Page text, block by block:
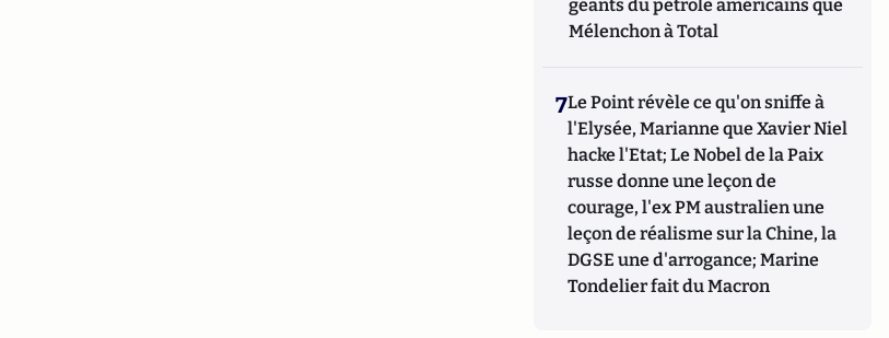
géants du pétrole américains que
Mélenchon à Total
7Le Point révèle ce qu'on sniffe à
l'Elysée, Marianne que Xavier Niel
hacke l'Etat; Le Nobel de la Paix
russe donne une leçon de
courage, l'ex PM australien une
leçon de réalisme sur la Chine, la
DGSE une d'arrogance; Marine
Tondelier fait du Macron